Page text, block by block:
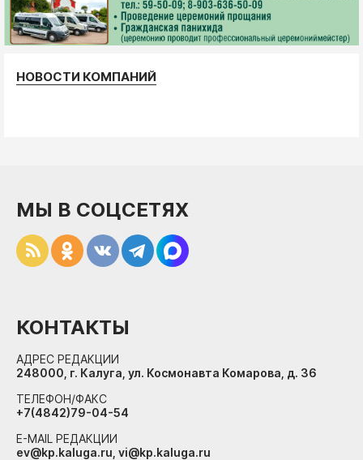
НОВОСТИ КОМПАНИЙ
МЫ В СОЦСЕТЯХ
КОНТАКТЫ
АДРЕС РЕДАКЦИИ
248000, г. Калуга, ул. Космонавта Комарова, д. 36
ТЕЛЕФОН/ФАКС
+7(4842)79-04-54
E-MAIL РЕДАКЦИИ
ev@kp.kaluga.ru, vi@kp.kaluga.ru